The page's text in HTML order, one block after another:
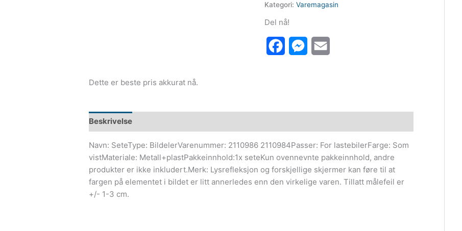
Kategori: Varemagasin
Del nå!
FacebookMessenger
Dette er beste pris akkurat nå.
Beskrivelse
Navn: SeteType: BildelerVarenummer: 2110986 2110984Passer: For lastebilerFarge: Som
vistMateriale: Metall+plastPakkeinnhold:1x seteKun ovennevnte pakkeinnhold, andre
produkter er ikke inkludert.Merk: Lysrefleksjon og forskjellige skjermer kan føre til at
fargen på elementet i bildet er litt annerledes enn den virkelige varen. Tillatt målefeil er
+/- 1-3 cm.